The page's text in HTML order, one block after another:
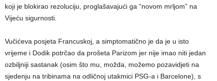
koji je blokirao rezoluciju, proglašavajući ga “novom mrljom” na
Vijeću sigurnosti.
Vučićeva posjeta Francuskoj, a simptomatično je da je u isto
vrijeme i Dodik potrčao da prošeta Parizom jer nije imao niti jedan
ozbiljniji sastanak (osim što mu, možda, možemo pozavidjeti na
sjedenju na tribinama na odličnoj utakmici PSG-a i Barcelone), s